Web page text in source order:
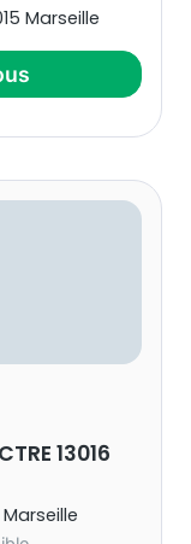
Marseille
13016
Marseille